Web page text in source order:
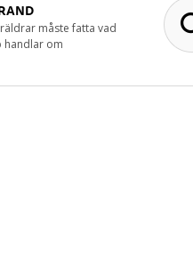
måste fatta vad
handlar om